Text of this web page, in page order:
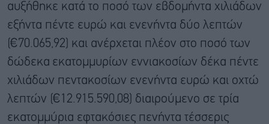
αυξήθηκε κατά το ποσό των εβδομήντα χιλιάδων
εξήντα πέντε ευρώ και ενενήντα δύο λεπτών
(€70.065,92) και ανέρχεται πλέον στο ποσό των
δώδεκα εκατομμυρίων εννιακοσίων δέκα πέντε
χιλιάδων πεντακοσίων ενενήντα ευρώ και οχτώ
λεπτών (€12.915.590,08) διαιρούμενο σε τρία
εκατομμύρια εφτακόσιες πενήντα τέσσερις